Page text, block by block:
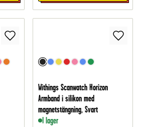
Withings Scanwatch Horizon
Armband i silikon med
magnetstängning, Svart
I lager